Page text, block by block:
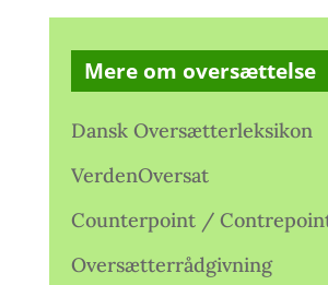
Mere om oversættelse
Dansk Oversætterleksikon
VerdenOversat
Counterpoint /
Oversætterrådgivning